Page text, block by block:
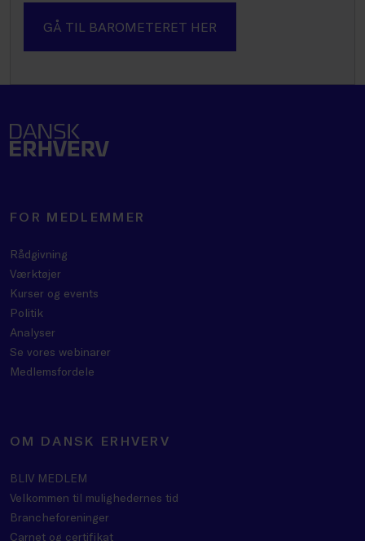
GÅ TIL BAROMETERET HER
FOR MEDLEMMER
Rådgivning
Værktøjer
Kurser og events
Politik
Analyser
Se vores webinarer
Medlemsfordele
OM DANSK ERHVERV
BLIV MEDLEM
Velkommen til mulighedernes tid
Brancheforeninger
Carnet og certifikat